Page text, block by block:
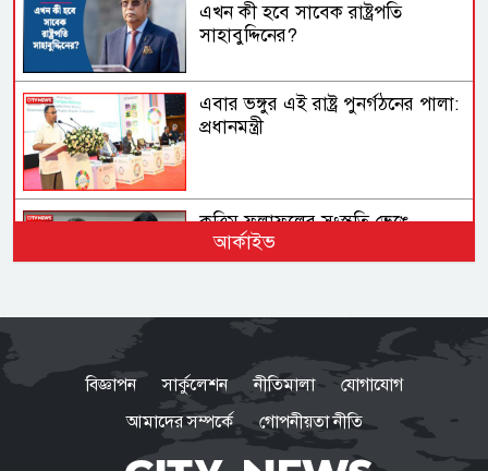
এখন কী হবে সাবেক রাষ্ট্রপতি
সাহাবুদ্দিনের?
এবার ভঙ্গুর এই রাষ্ট্র পুনর্গঠনের পালা:
প্রধানমন্ত্রী
কৃত্রিম ফলাফলের সংস্কৃতি ভেঙে
নিরপেক্ষ মূল্যায়ন করা হয়েছে: মাহদী
আমিন
জিপিএ-৫
একাদশে ভর্তি সম্পন্ন করতে হবে ১৫
আর্কাইভ
বিজ্ঞাপন সার্কুলেশন নীতিমালা
যোগাযোগ
আমাদের সম্পর্কে
গোপনীয়তা নীতি